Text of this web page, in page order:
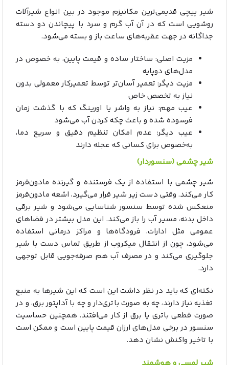
شیر پیچی قدیمی‌ترین مکانیزم موجود در بین انواع شیرآلات
روشویی است که در آن آب گرم و سرد با پیچاندن دو دسته
جداگانه در جهت عقربه‌های ساعت باز و بسته می‌شود.
مزیت اصلی: ساختار ساده و قیمت پایین، به‌ خصوص در
مدل‌های دوپایه
مزیت دیگر: تعمیر آسان‌تر توسط تعمیرکار معمولی بدون
نیاز به تخصص خاص
عیب مهم: نیاز به واشر یا اورینگ که با گذشت زمان
فرسوده شده و باعث چکه کردن آب می‌شود
عیب دیگر: عدم امکان تنظیم دقیق و سریع دما،
به‌خصوص برای کسانی که عجله دارند
شیر چشمی (سنسوردار)
شیر چشمی با استفاده از یک فرستنده و گیرنده مادون‌قرمز
کار می‌کند. وقتی دست زیر شیر قرار می‌گیرد، اشعه مادون‌قرمز
منعکس‌ شده توسط سنسور شناسایی می‌شود و شیر برقی
داخل بدنه، مسیر آب را باز می‌کند. این مدل بیشتر در فضاهای
عمومی مثل ادارات، فرودگاه‌ها و مراکز درمانی استفاده
می‌شود، چون از انتقال میکروب از طریق تماس دست با شیر
جلوگیری می‌کند و در مصرف آب هم صرفه‌جویی قابل توجهی
دارد.
نکته‌ای که باید در نظر داشت این است که این شیرها به منبع
تغذیه نیاز دارند، چه به‌ صورت باتری‌دار و چه با آداپتور برق، و در
صورت قطعی باتری یا برق از کار می‌افتند. همچنین حساسیت
سنسور در برخی مدل‌های ارزان‌ قیمت پایین است و ممکن است
با تاخیر واکنش نشان دهد.